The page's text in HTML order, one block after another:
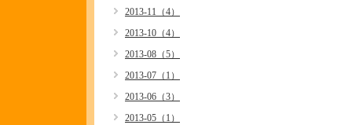
2013-11（4）
2013-10（4）
2013-08（5）
2013-07（1）
2013-06（3）
2013-05（1）